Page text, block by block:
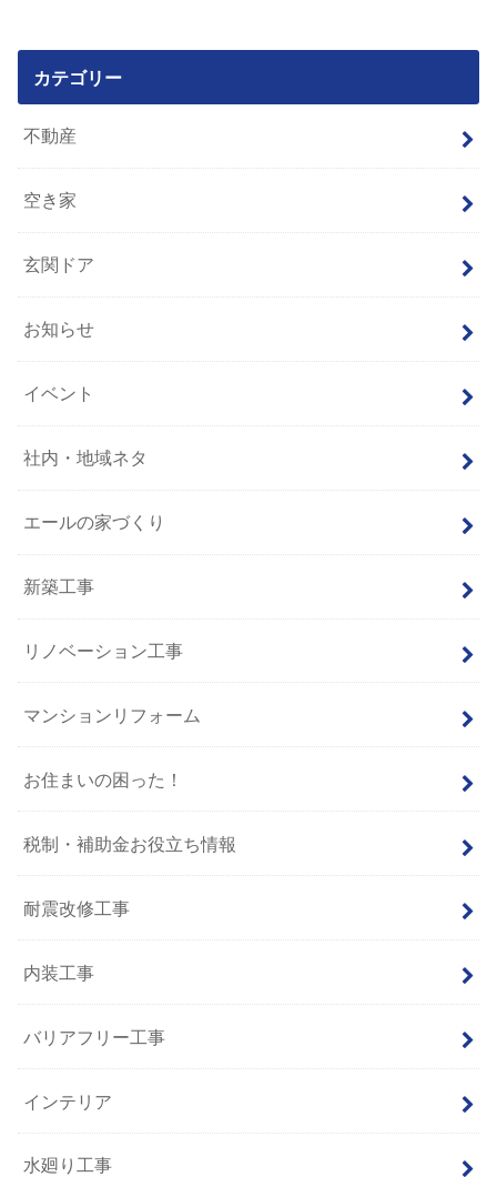
カテゴリー
不動産
空き家
玄関ドア
お知らせ
イベント
社内・地域ネタ
エールの家づくり
新築工事
リノベーション工事
マンションリフォーム
お住まいの困った！
税制・補助金お役立ち情報
耐震改修工事
内装工事
バリアフリー工事
インテリア
水廻り工事